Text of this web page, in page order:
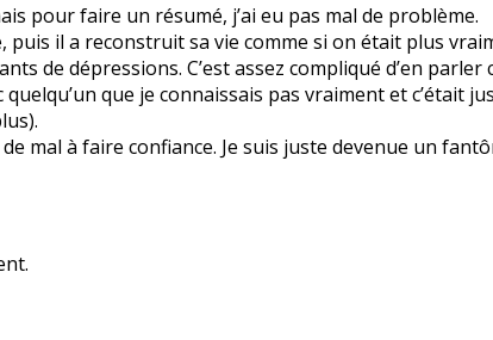
pour faire un résumé, j’ai eu pas mal de problème.
puis il a reconstruit sa vie comme si on était plus
de dépressions. C’est assez compliqué d’en parler
que je connaissais pas vraiment et c’était
mal à faire confiance. Je suis juste devenue un